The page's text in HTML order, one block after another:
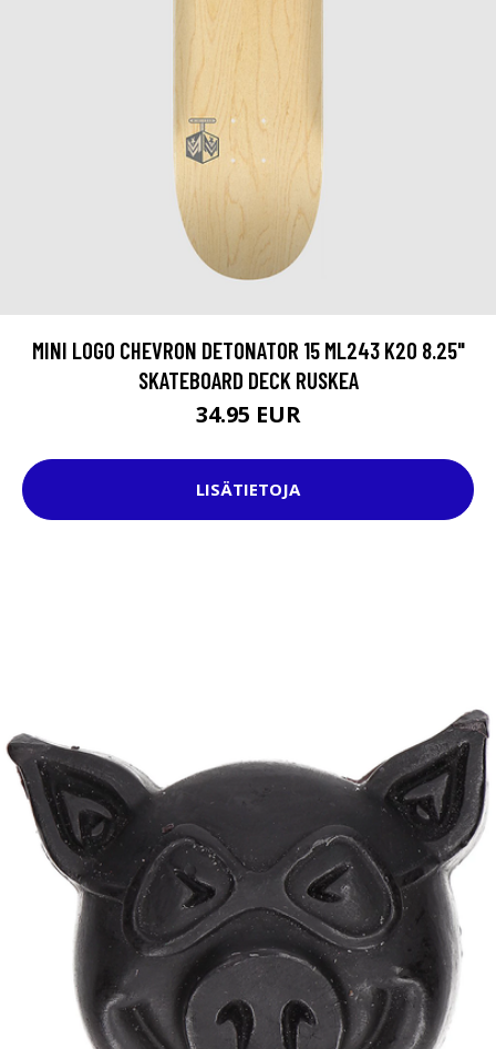
MINI LOGO CHEVRON DETONATOR 15 ML243 K20 8.25"
SKATEBOARD DECK RUSKEA
34.95 EUR
LISÄTIETOJA